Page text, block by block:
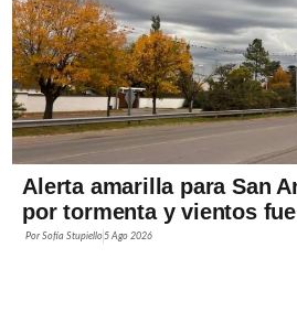
Alerta amarilla para San
por tormenta y vientos
PorSofía Stupiello5 Ago 2026